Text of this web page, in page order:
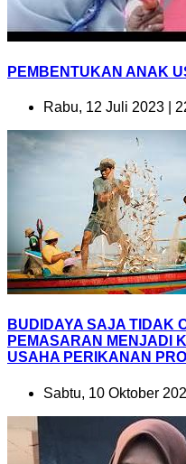
PEMBENTUKAN ANAK
Rabu, 12 Juli 2023 |
BUDIDAYA SAJA TIDAK
PEMASARAN MENJADI
USAHA PERIKANAN
Sabtu, 10 Oktober